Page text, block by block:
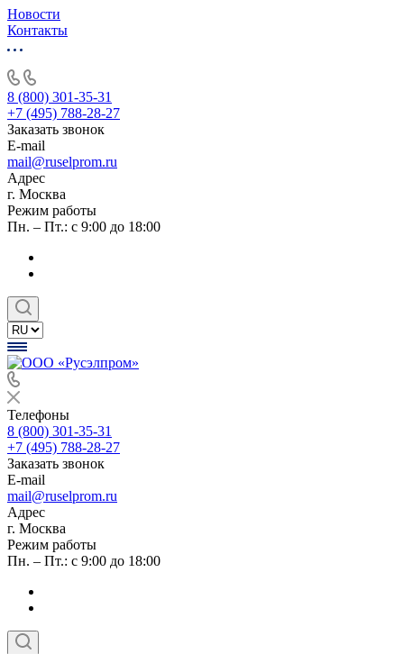
Новости
Контакты
8 (800) 301-35-31
+7 (495) 788-28-27
Заказать звонок
E-mail
mail@ruselprom.ru
Адрес
г. Москва
Режим работы
Пн. – Пт.: с 9:00 до 18:00
Телефоны
8 (800) 301-35-31
+7 (495) 788-28-27
Заказать звонок
E-mail
mail@ruselprom.ru
Адрес
г. Москва
Режим работы
Пн. – Пт.: с 9:00 до 18:00